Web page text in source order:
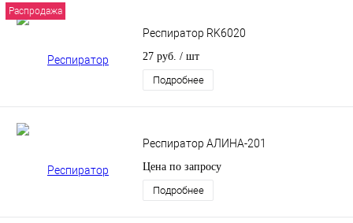
Распродажа
Респиратор RK6020
27 руб. / шт
Подробнее
Респиратор АЛИНА-201
Цена по запросу
Подробнее